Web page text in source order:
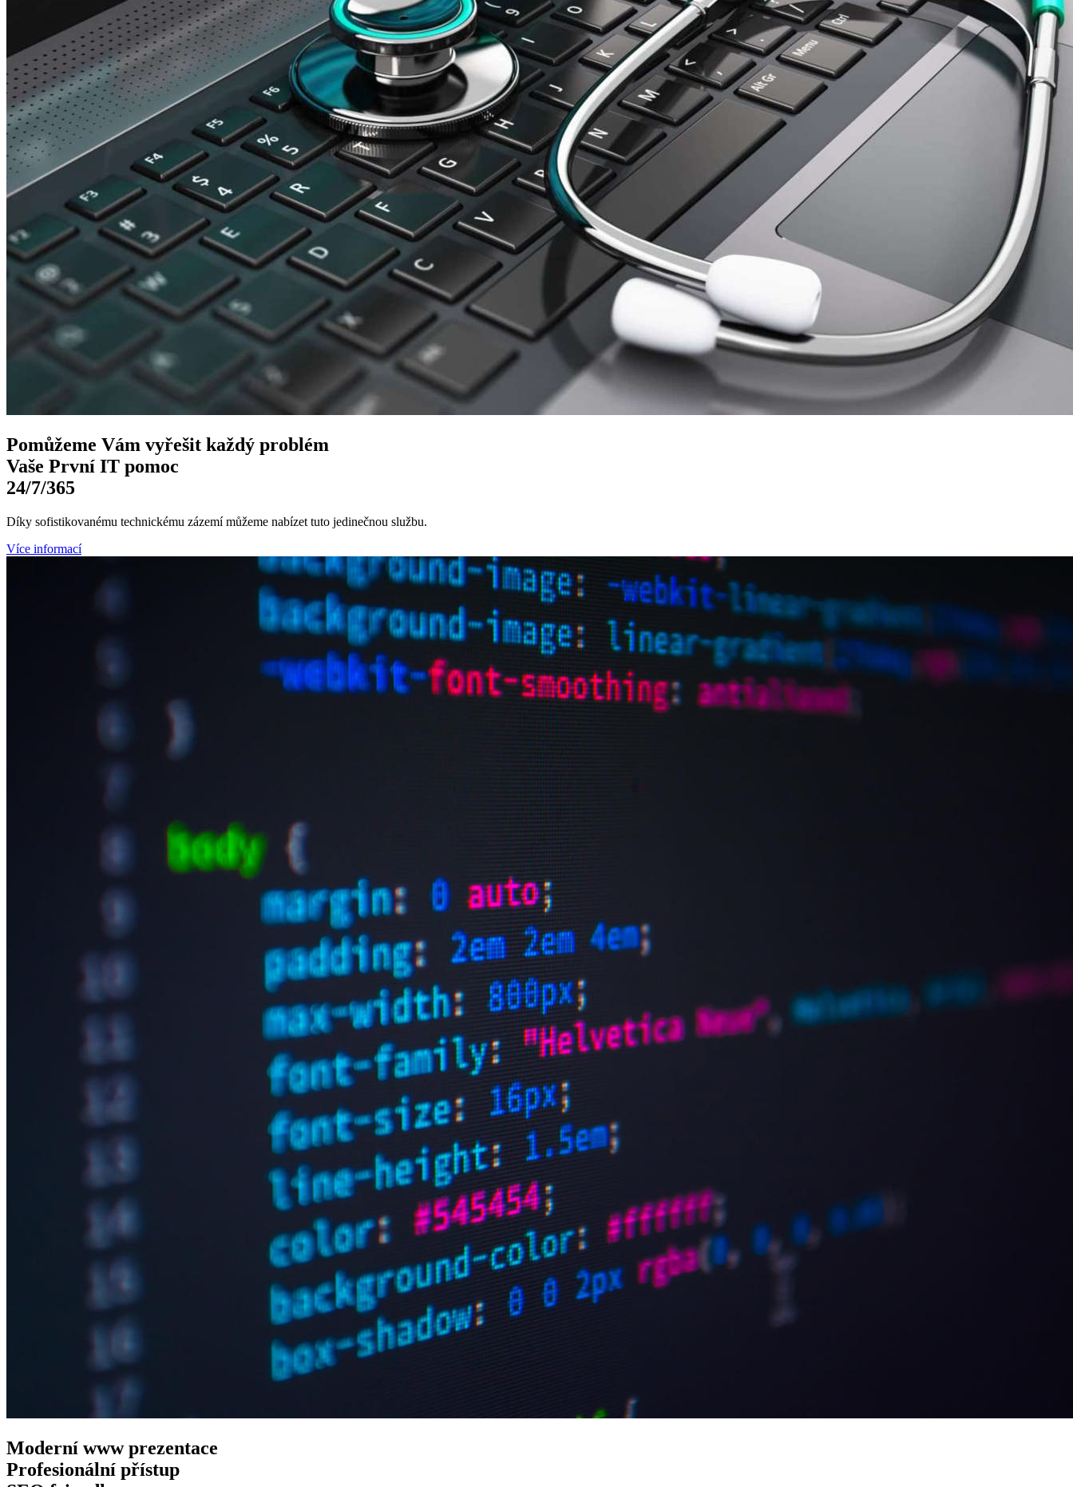
Pomůžeme Vámvyřešit každý problém
Vaše PrvníIT pomoc
24/7/365
Díky sofistikovanému technickému zázemí můžeme nabízet tuto jedinečnou službu.
Více informací
Moderní wwwprezentace
Profesionálnípřístup